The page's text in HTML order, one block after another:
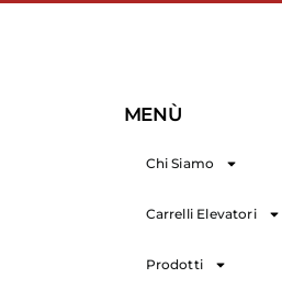
MENÙ
Chi Siamo
Carrelli Elevatori
Prodotti